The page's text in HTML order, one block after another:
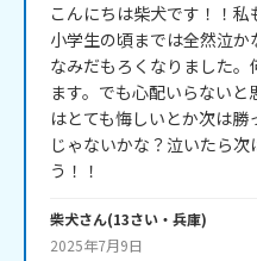
こんにちは柴犬です！！私
小学生の頃までは全然泣
なみだもろくなりました
ます。でも心配いらない
はとても悔しいとか次は勝
じゃないかな？泣いたら
う！！
柴犬さん(13さい・ 兵庫)
2025年7月9日